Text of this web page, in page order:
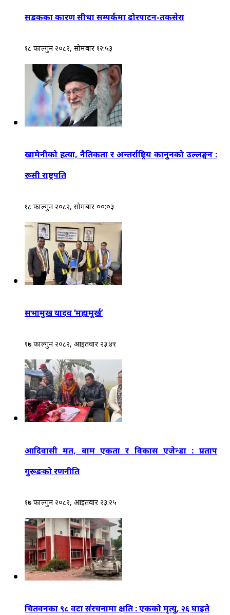
सडकका कारण सीधा सम्पर्कमा ढोरपाटन-तकसेरा
१८ फाल्गुन २०८२, सोमबार १२:५३
खामेनीको हत्या, नैतिकता र अन्तर्राष्ट्रिय कानुनको उल्लङ्घन :
रूसी राष्ट्रपति
१८ फाल्गुन २०८२, सोमबार ००:०३
सभामुख यादव ‘महामूर्ख’
१७ फाल्गुन २०८२, आईतवार २३:४१
आदिवासी मत, बाम एकता र विकास एजेन्डा : प्रताप
गुरूङको रणनीति
१७ फाल्गुन २०८२, आईतवार २३:२५
चितवनका ९८ वटा संरचनामा क्षति : एकको मृत्यु, २६ घाइते